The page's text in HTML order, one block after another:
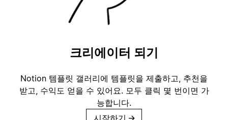
크리에이터 되기
Notion 템플릿 갤러리에 템플릿을 제출하고, 추천을
받고, 수익도 얻을 수 있어요. 모두 클릭 몇 번이면 가
능합니다.
시작하기 →